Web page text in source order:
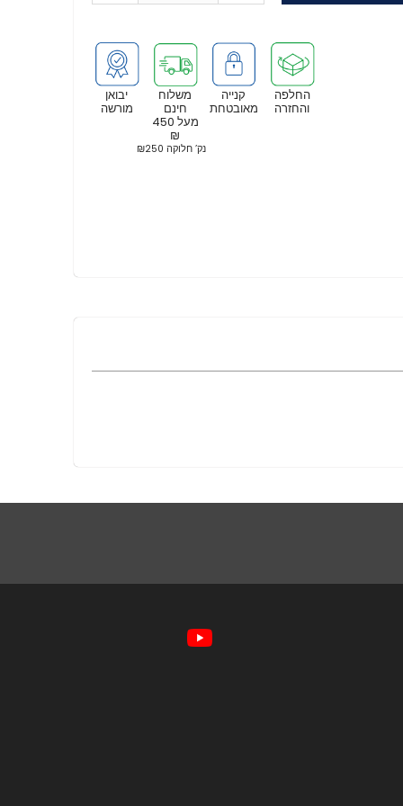
יבואן
מורשה
משלוח
חינם
מעל 450
₪
נק’ חלוקה ₪250
קנייה
מאובטחת
החלפה
והחזרה